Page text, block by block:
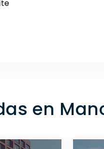
en